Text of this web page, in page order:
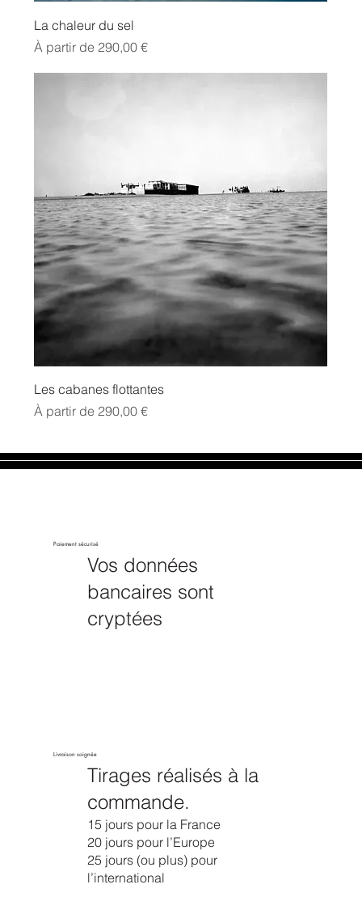
La chaleur du sel
À partir de 290,00 €
Prix promotionnel
Les cabanes flottantes
À partir de 290,00 €
Prix promotionnel
Paiement sécurisé
Vos données
bancaires sont
cryptées
Livraison soignée
Tirages réalisés à la
commande.
15 jours pour la France
20 jours pour l’Europe
25 jours (ou plus) pour
l’international